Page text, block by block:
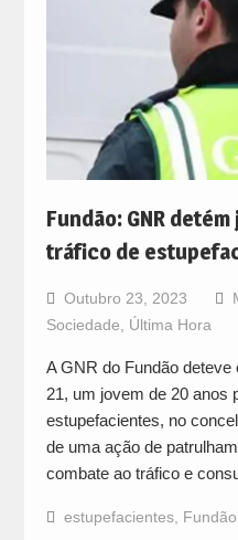
Fundão: GNR
tráfico de
Outubro 23, 2023
Sociedade
Última Hora
A GNR do Fundão
21, um jovem de 20 anos
estupefacientes, no
de uma ação de
combate ao tráfico e
estupefacientes, Fundão